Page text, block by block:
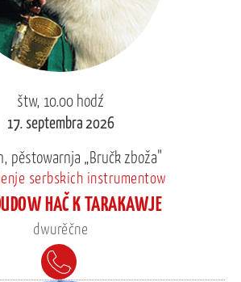
štw, 10.00 hodź
17. septembra 2026
pěstowarnja „Bručk zboža"
serbskich instrumentow
HAČ K TARAKAWJE
dwurěčne